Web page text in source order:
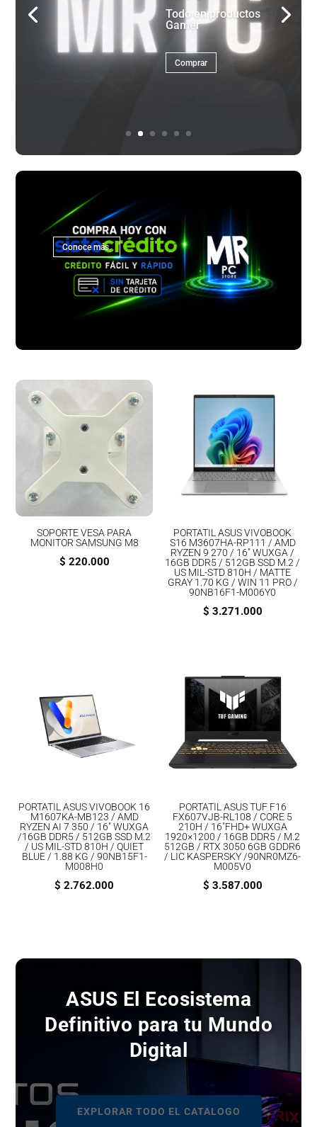
Conoce más.
SOPORTE VESA PARA
MONITOR SAMSUNG M8
$ 220.000
PORTATIL ASUS VIVOBOOK
S16 M3607HA-RP111 / AMD
RYZEN 9 270 / 16″ WUXGA /
16GB DDR5 / 512GB SSD M.2 /
US MIL-STD 810H / MATTE
GRAY 1.70 KG / WIN 11 PRO /
90NB16F1-M006Y0
$ 3.271.000
PORTATIL ASUS VIVOBOOK 16
M1607KA-MB123 / AMD
RYZEN AI 7 350 / 16″ WUXGA
/16GB DDR5 / 512GB SSD M.2
/ US MIL-STD 810H / QUIET
BLUE / 1.88 KG / 90NB15F1-
M008H0
$ 2.762.000
PORTATIL ASUS TUF F16
FX607VJB-RL108 / CORE 5
210H / 16″FHD+ WUXGA
1920×1200 / 16GB DDR5 / M.2
512GB / RTX 3050 6GB GDDR6
/ LIC KASPERSKY /90NR0MZ6-
M005V0
$ 3.587.000
ASUS El Ecosistema
Definitivo para tu Mundo
Digital
EXPLORAR TODO EL CATALOGO